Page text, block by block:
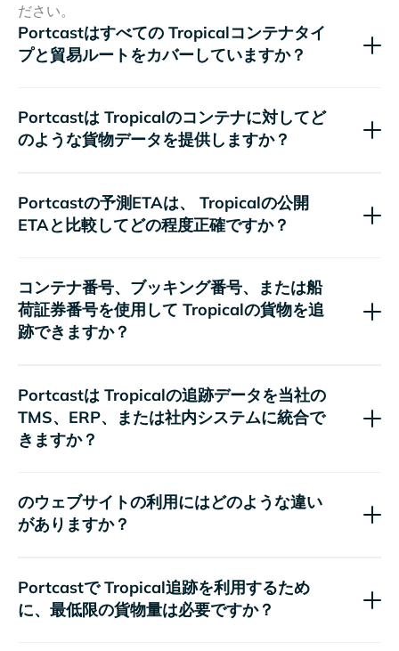
ださい。
Portcastはすべての
コンテナタイ
プと貿易ルートをカバーしていますか？
Portcastは
のコンテナに対してど
のような貨物データを提供しますか？
Portcastの予測ETAは、
の公開
ETAと比較してどの程度正確ですか？
コンテナ番号、ブッキング番号、または船
荷証券番号を使用して
の貨物を追
跡できますか？
Portcastは
の追跡データを当社の
TMS、ERP、または社内システムに統合で
きますか？
のウェブサイトの利用にはどのような違い
がありますか？
Portcastで
追跡を利用するため
に、最低限の貨物量は必要ですか？